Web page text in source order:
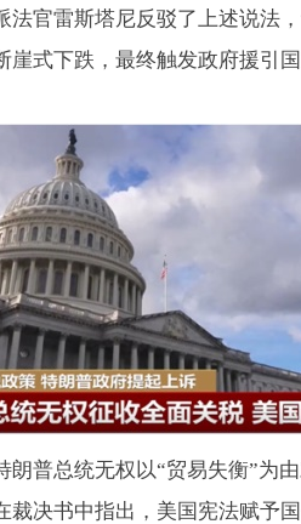
法官雷斯塔尼反驳了上述说法
式下跌，最终触发政府援引国
普总统无权以“贸易失衡”为
裁决书中指出，美国宪法赋予